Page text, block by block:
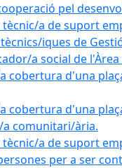
pel
tècnic/a de suport
iques de
a social de
cobertura d'una
cobertura d'una
comunitari/ària.
tècnic/a de suport
per a ser